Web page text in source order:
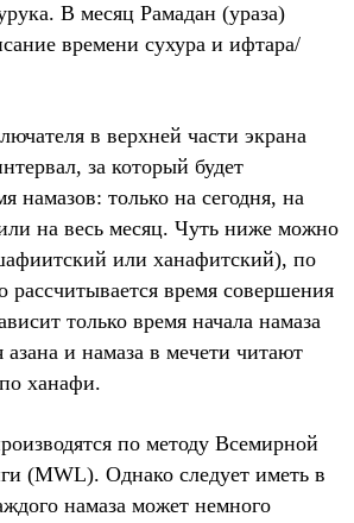
В месяц Рамадан (ураза)
времени сухура и ифтара/
в верхней части экрана
за который будет
намазов: только на сегодня, на
на весь месяц. Чуть ниже можно
или ханафитский), по
рассчитывается время совершения
только время начала намаза
и намаза в мечети читают
ханафи.
по методу Всемирной
(MWL). Однако следует иметь в
намаза может немного